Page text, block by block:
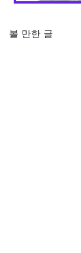
볼 만한 글